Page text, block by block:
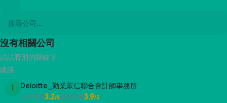
沒有相關公司
試試看別的關鍵字
建議
1 Deloitte_勤業眾信聯合會計師事務所
公司評價3.2/5面試評價3.9/5